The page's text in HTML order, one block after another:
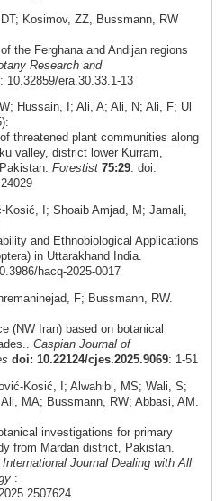
Kosimov, ZZ, Bussmann, RW
the Ferghana and Andijan regions
Research and
10.32859/era.30.33.1-13
Hussain, I; Ali, A; Ali, N; Ali, F; Ul
threatened plant communities along
valley, district lower Kurram,
Forestist 75:29: doi:
I; Shoaib Amjad, M; Jamali,
and Ethnobiological Applications
in Uttarakhand India.
hacq-2025-0017
F; Bussmann, RW.
(NW Iran) based on botanical
Caspian Journal of
doi: 10.22124/cjes.2025.9069: 1-51
Kosić, I; Alwahibi, MS; Wali, S;
MA; Bussmann, RW; Abbasi, AM.
investigations for primary
from Mardan district, Pakistan.
Journal Dealing with All
: